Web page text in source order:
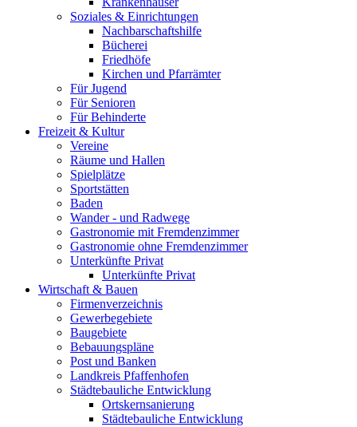
Soziales & Einrichtungen
Nachbarschaftshilfe
Bücherei
Friedhöfe
Kirchen und Pfarrämter
Für Jugend
Für Senioren
Für Behinderte
Freizeit & Kultur
Vereine
Räume und Hallen
Spielplätze
Sportstätten
Baden
Wander - und Radwege
Gastronomie mit Fremdenzimmer
Gastronomie ohne Fremdenzimmer
Unterkünfte Privat
Unterkünfte Privat
Wirtschaft & Bauen
Firmenverzeichnis
Gewerbegebiete
Baugebiete
Bebauungspläne
Post und Banken
Landkreis Pfaffenhofen
Städtebauliche Entwicklung
Ortskernsanierung
Städtebauliche Entwicklung